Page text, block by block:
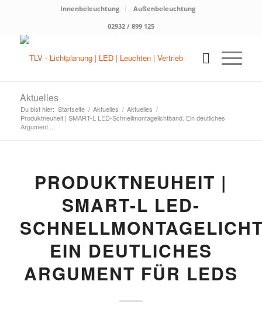
Innenbeleuchtung
Außenbeleuchtung
02932 / 899 125
Aktuelles
Du bist hier: Startseite / Aktuelles / Aktuelles /
Produktneuheit | SMART-L LED-Schnellmontagelichtband. Ein deutliches
Argument...
PRODUKTNEUHEIT |
SMART-L LED-
EIN DEUTLICHES
ARGUMENT FÜR LEDS